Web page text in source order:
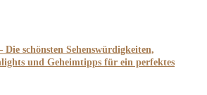
Die schönsten Sehenswürdigkeiten,
und Geheimtipps für ein perfektes